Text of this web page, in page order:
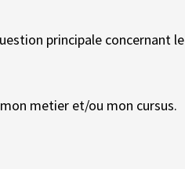
principale concernant le
metier et/ou mon cursus.